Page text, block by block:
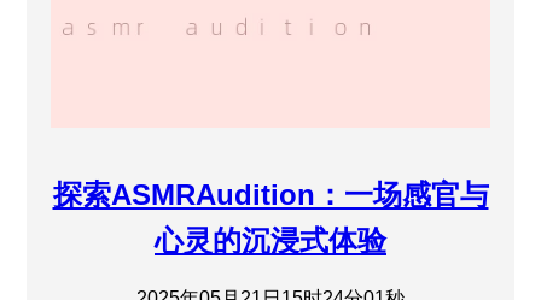
探索ASMRAudition：一场感官与
心灵的沉浸式体验